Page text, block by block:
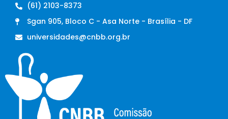
(61) 2103-8373
Sgan 905, Bloco C - Asa Norte - Brasília - DF
universidades@cnbb.org.br